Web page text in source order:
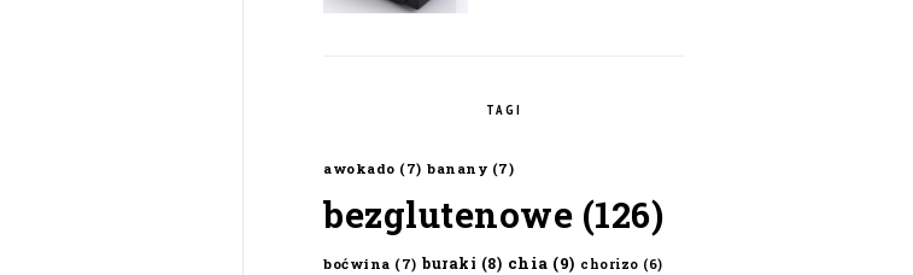
TAGI
awokado (7) banany (7)
bezglutenowe (126)
boćwina (7) buraki (8) chia (9) chorizo (6)